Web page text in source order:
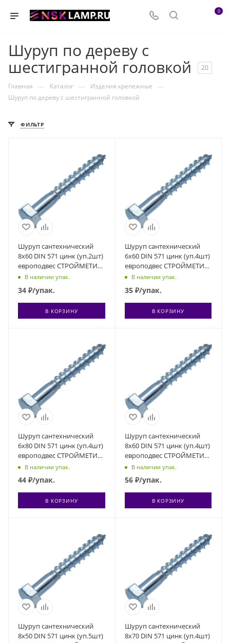
0
Шуруп по дереву с
шестигранной головкой
20
Главная — Каталог — Изделия крепежные —
Шуруп по дереву с шестигранной головкой
ФИЛЬТР
Шуруп сантехнический
8х60 DIN 571 цинк (уп.2шт)
европодвес СТРОЙМЕТИЗ
2170661
В наличии упак.
34 ₽/упак.
В КОРЗИНУ
Шуруп сантехнический
6х60 DIN 571 цинк (уп.4шт)
европодвес СТРОЙМЕТИЗ
2170491
В наличии упак.
35₽/упак.
В КОРЗИНУ
Шуруп сантехнический
6х80 DIN 571 цинк (уп.4шт)
европодвес СТРОЙМЕТИЗ
21705114
В наличии упак.
44 ₽/упак.
В КОРЗИНУ
Шуруп сантехнический
8х60 DIN 571 цинк (уп.4шт)
европодвес СТРОЙМЕТИЗ
21706614
В наличии упак.
56₽/упак.
В КОРЗИНУ
Шуруп сантехнический
8х50 DIN 571 цинк (уп.5шт)
Шуруп сантехнический
8х70 DIN 571 цинк (уп.4шт)